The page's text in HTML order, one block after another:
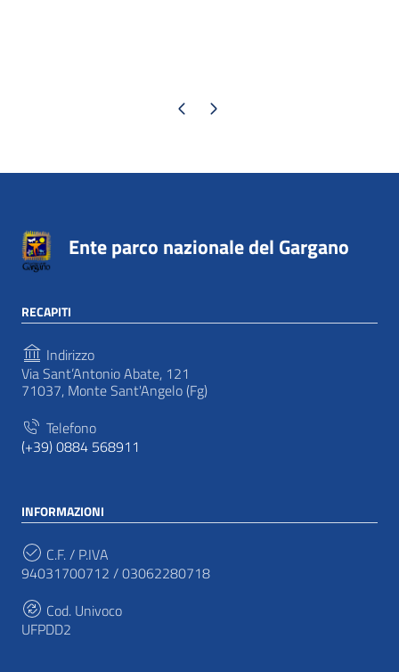
Pagina precedente
Pagina successiva
Ente parco nazionale del Gargano
RECAPITI
Indirizzo
Via Sant’Antonio Abate, 121
71037, Monte Sant'Angelo (Fg)
Telefono
(+39) 0884 568911
INFORMAZIONI
C.F. / P.IVA
94031700712 / 03062280718
Cod. Univoco
UFPDD2